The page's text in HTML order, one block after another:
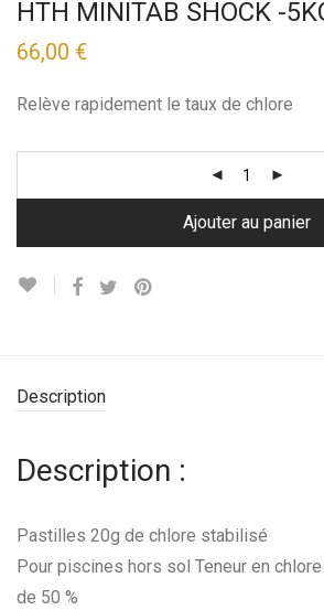
HTH MINITAB SHOCK -
66,00 €
Relève rapidement le taux de chlore
Ajouter au panier
Description
Description :
Pastilles 20g de chlore stabilisé
Pour piscines hors sol Teneur en
de 50 %